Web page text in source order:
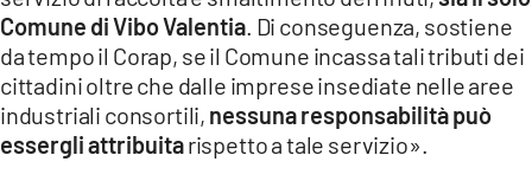
Comune di Vibo Valentia . Di conseguenza, sostiene
da tempo il Corap, se il Comune incassa tali tributi dei
cittadini oltre che dalle imprese insediate nelle aree
industriali consortili, nessuna responsabilità può
essergli attribuitarispetto a tale servizio».